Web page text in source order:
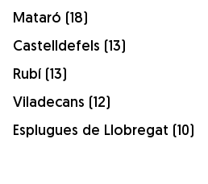
Mataró (18)
Castelldefels (13)
Rubí (13)
Viladecans (12)
Esplugues de Llobregat (10)